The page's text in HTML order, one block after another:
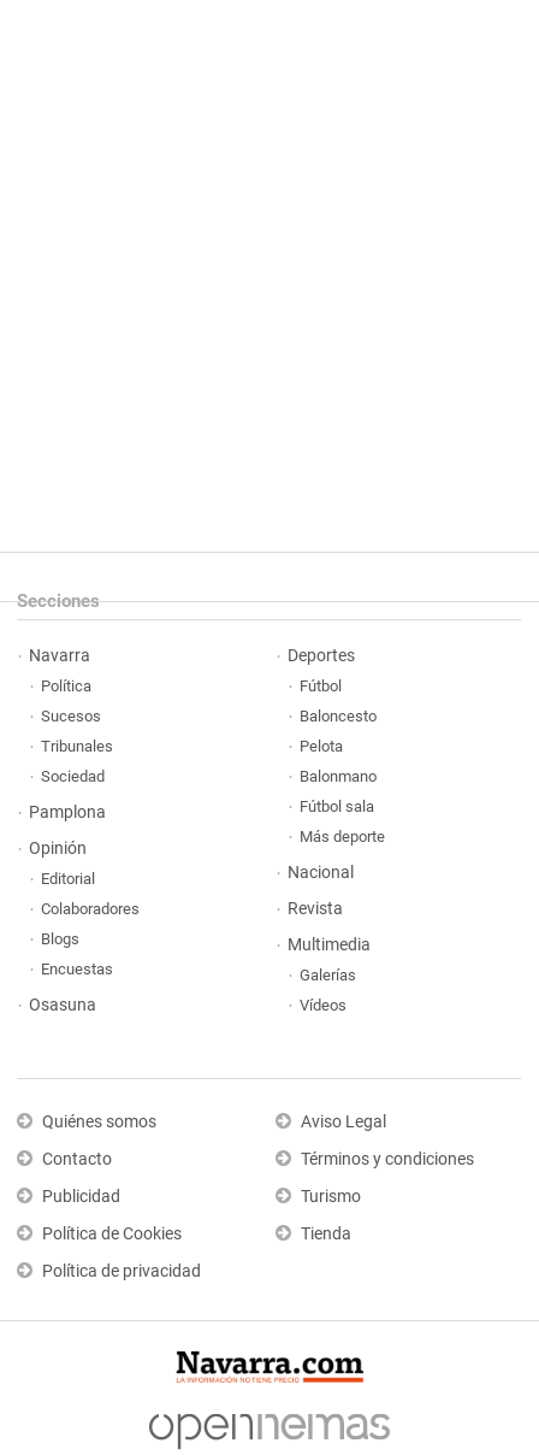
Secciones
Navarra
Política
Sucesos
Tribunales
Sociedad
Pamplona
Opinión
Editorial
Colaboradores
Blogs
Encuestas
Osasuna
Deportes
Fútbol
Baloncesto
Pelota
Balonmano
Fútbol sala
Más deporte
Nacional
Revista
Multimedia
Galerías
Vídeos
Quiénes somos
Contacto
Publicidad
Política de Cookies
Política de privacidad
Aviso Legal
Términos y condiciones
Turismo
Tienda